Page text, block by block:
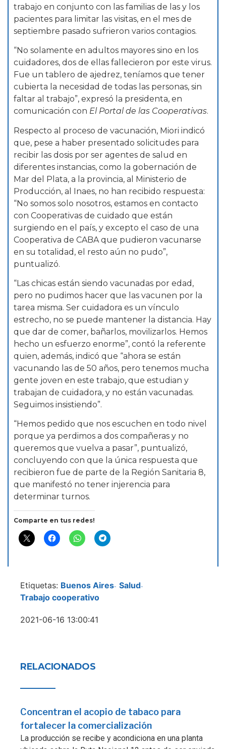
trabajo en conjunto con las familias de las y los
pacientes para limitar las visitas, en el mes de
septiembre pasado sufrieron varios contagios.
“No solamente en adultos mayores sino en los
cuidadores, dos de ellas fallecieron por este virus.
Fue un tablero de ajedrez, teníamos que tener
cubierta la necesidad de todas las personas, sin
faltar al trabajo”, expresó la presidenta, en
comunicación con El Portal de las Cooperativas.
Respecto al proceso de vacunación, Miori indicó
que, pese a haber presentado solicitudes para
recibir las dosis por ser agentes de salud en
diferentes instancias, como la gobernación de
Mar del Plata, a la provincia, al Ministerio de
Producción, al Inaes, no han recibido respuesta:
“No somos solo nosotros, estamos en contacto
con Cooperativas de cuidado que están
surgiendo en el país, y excepto el caso de una
Cooperativa de CABA que pudieron vacunarse
en su totalidad, el resto aún no pudo”,
puntualizó.
“Las chicas están siendo vacunadas por edad,
pero no pudimos hacer que las vacunen por la
tarea misma. Ser cuidadora es un vínculo
estrecho, no se puede mantener la distancia. Hay
que dar de comer, bañarlos, movilizarlos. Hemos
hecho un esfuerzo enorme”, contó la referente
quien, además, indicó que “ahora se están
vacunando las de 50 años, pero tenemos mucha
gente joven en este trabajo, que estudian y
trabajan de cuidadora, y no están vacunadas.
Seguimos insistiendo”.
“Hemos pedido que nos escuchen en todo nivel
porque ya perdimos a dos compañeras y no
queremos que vuelva a pasar”, puntualizó,
concluyendo con que la única respuesta que
recibieron fue de parte de la Región Sanitaria 8,
que manifestó no tener injerencia para
determinar turnos.
Comparte en tus redes!
Etiquetas: Buenos Aires- Salud-
Trabajo cooperativo
2021-06-16 13:00:41
RELACIONADOS
Concentran el acopio de tabaco para
fortalecer la comercialización
La producción se recibe y acondiciona en una planta